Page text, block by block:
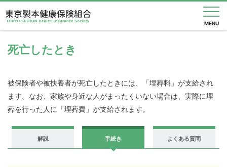
MENU
健
保
死亡したとき
被保険者や被扶養者が死亡したときには、「埋葬料」が支給され
ます。なお、家族や身近な人がまったくいない場合は、実際に埋
葬を行った人に「埋葬費」が支給されます。
解説 手続き よくある質問